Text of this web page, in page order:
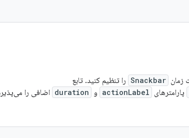
زمان Snackbar را تنظیم کنید. تابع
پارامترهای actionLabel و duration اضافی را